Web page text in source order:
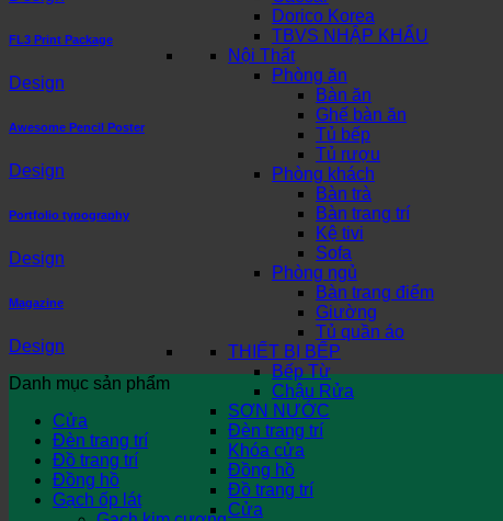
Dorico Korea
TBVS NHẬP KHẨU
Nội Thất
Phòng ăn
Bàn ăn
Ghế bàn ăn
Tủ bếp
Tủ rượu
Phòng khách
Bàn trà
Bàn trang trí
Kệ tivi
Sofa
Phòng ngủ
Bàn trang điểm
Giường
Tủ quần áo
THIẾT BỊ BẾP
Bếp Từ
Chậu Rửa
SƠN NƯỚC
Đèn trang trí
Khóa cửa
Đồng hồ
Đồ trang trí
Cửa
FL3 Print Package
Design
Awesome Pencil Poster
Design
Portfolio typography
Design
Magazine
Design
Danh mục sản phẩm
Cửa
Đèn trang trí
Đồ trang trí
Đồng hồ
Gạch ốp lát